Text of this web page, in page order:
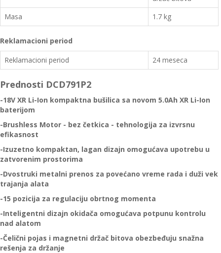
Masa
1.7 kg
Reklamacioni period
Reklamacioni period 24 meseca
Prednosti DCD791P2
-18V XR Li-Ion kompaktna bušilica sa novom 5.0Ah XR Li-Ion
baterijom
-Brushless Motor - bez četkica - tehnologija za izvrsnu
efikasnost
-Izuzetno kompaktan, lagan dizajn omogućava upotrebu u
zatvorenim prostorima
-Dvostruki metalni prenos za povećano vreme rada i duži vek
trajanja alata
-15 pozicija za regulaciju obrtnog momenta
-Inteligentni dizajn okidača omogućava potpunu kontrolu
nad alatom
-Čelični pojas i magnetni držač bitova obezbeđuju snažna
rešenja za držanje